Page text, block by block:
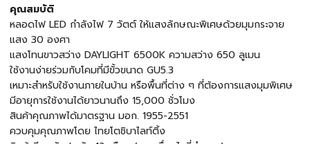
คุณสมบัติ
หลอดไฟ LED กำลังไฟ 7 วัตต์ ให้แสงลักษณะพิเศษด้วยมุมกระจาย
แสง 30 องศา
แสงโทนขาวสว่าง DAYLIGHT 6500K ความสว่าง 650 ลูเมน
ใช้งานง่ายร่วมกับโคมที่มีขั้วขนาด GU5.3
เหมาะสำหรับใช้งานภายในบ้าน หรือพื้นที่ต่าง ๆ ที่ต้องการแสงมุมพิเศษ
มีอายุการใช้งานได้ยาวนานถึง 15,000 ชั่วโมง
สินค้าคุณภาพได้มาตรฐาน มอก. 1955-2551
ควบคุมคุณภาพโดย ไทยโตชิบาไลท์ติ้ง